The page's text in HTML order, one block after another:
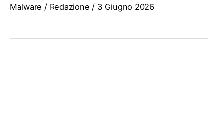
Malware / Redazione / 3 Giugno 2026